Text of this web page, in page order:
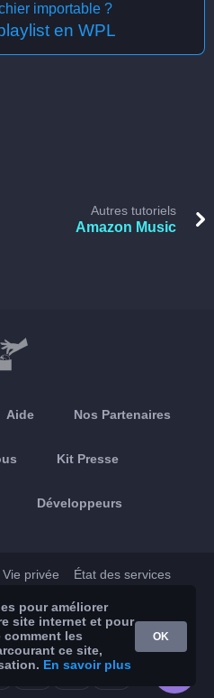
importable ?
en WPL
Autres tutoriels
Amazon Music
Aide Nos Partenaires
Kit Presse
Développeurs
privée État des services
Google Play
pour améliorer
site internet et pour
comment les
ce site,
En savoir plus
OK